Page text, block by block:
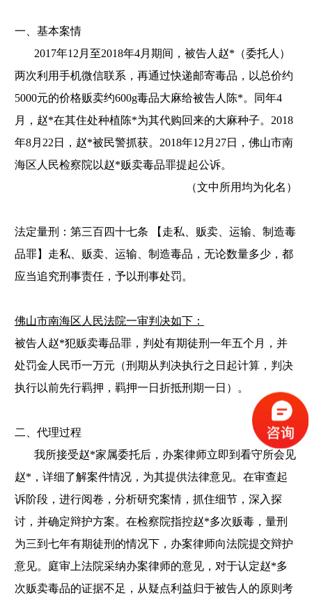
一、基本案情
2017年12月至2018年4月期间，被告人赵*（委托人）
两次利用手机微信联系，再通过快递邮寄毒品，以总价约
5000元的价格贩卖约600g毒品大麻给被告人陈*。同年4
月，赵*在其住处种植陈*为其代购回来的大麻种子。2018
年8月22日，赵*被民警抓获。2018年12月27日，佛山市南
海区人民检察院以赵*贩卖毒品罪提起公诉。
（文中所用均为化名）
法定量刑 ：第三百四十七条
【走私、贩卖、运输、制造毒
品罪】走私、贩卖、运输、制造毒品，无论数量多少，都
应当追究刑事责任，予以刑事处罚。
佛山市南海区人民法院一审判决如下：
被告人赵*犯贩卖毒品罪，判处有期徒刑一年五个月，并
处罚金人民币一万元（刑期从判决执行之日起计算，判决
执行以前先行羁押，羁押一日折抵刑期一日）。
二、代理过程
我所接受赵*家属委托后，办案律师立即到看守所会见
赵*，详细了解案件情况，为其提供法律意见。在审查起
诉阶段，进行阅卷，分析研究案情，抓住细节，深入探
讨，并确定辩护方案。在检察院指控赵*多次贩毒，量刑
为三到七年有期徒刑的情况下，办案律师向法院提交辩护
意见。庭审上法院采纳办案律师的意见，对于认定赵*多
次贩卖毒品的证据不足，从疑点利益归于被告人的原则考